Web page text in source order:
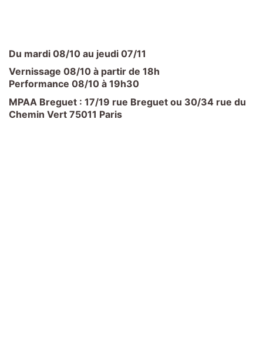
Du mardi 08/10 au jeudi 07/11
Vernissage 08/10 à partir de 18h
Performance 08/10 à 19h30
MPAA Breguet : 17/19 rue Breguet ou 30/34 rue du
Chemin Vert 75011 Paris